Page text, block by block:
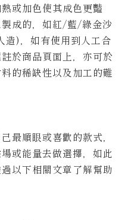
或加色使其成色更豔
成的，如紅/藍/綠金沙
造)，如有使用到人工合
於商品頁面上，亦可於
的稀缺性以及加工的難
最順眼或喜歡的款式，
或能量去做選擇，如此
以下相關文章了解幫助